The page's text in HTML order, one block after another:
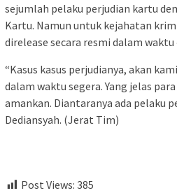
sejumlah pelaku perjudian kartu
Kartu. Namun untuk kejahatan
direlease secara resmi dalam waktu
“Kasus kasus perjudianya, akan
dalam waktu segera. Yang jelas
amankan. Diantaranya ada pelaku
Dediansyah. (Jerat Tim)
Post Views: 385